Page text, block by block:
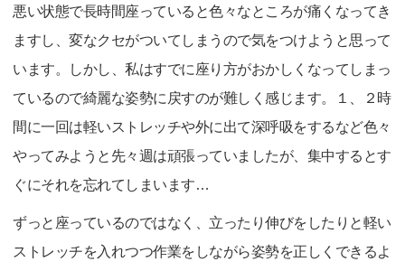
悪い状態で長時間座っていると色々なところが痛くなってき
ますし、変なクセがついてしまうので気をつけようと思って
います。しかし、私はすでに座り方がおかしくなってしまっ
ているので綺麗な姿勢に戻すのが難しく感じます。１、２時
間に一回は軽いストレッチや外に出て深呼吸をするなど色々
やってみようと先々週は頑張っていましたが、集中するとす
ぐにそれを忘れてしまいます…
ずっと座っているのではなく、立ったり伸びをしたりと軽い
ストレッチを入れつつ作業をしながら姿勢を正しくできるよ